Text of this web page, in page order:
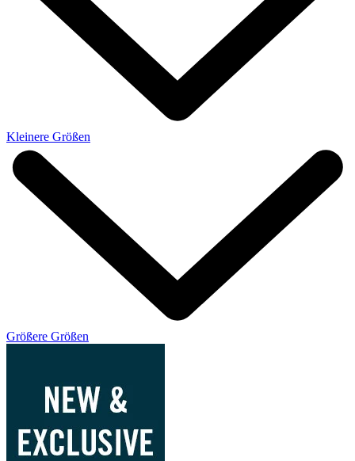
Kleinere Größen
Größere Größen